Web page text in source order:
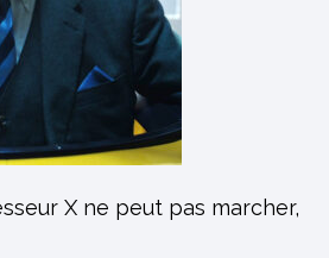
X ne peut pas marcher,